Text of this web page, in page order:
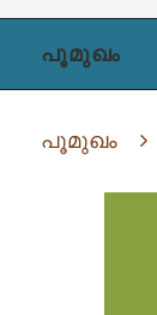
പൂമുഖം
പൂമുഖം